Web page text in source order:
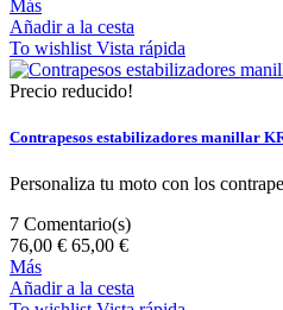
Más
Añadir a la cesta
To wishlist Vista rápida
Precio reducido!
Contrapesos estabilizadores manillar
Personaliza tu moto con los
7 Comentario(s)
76,00 € 65,00 €
Más
Añadir a la cesta